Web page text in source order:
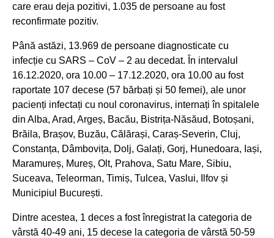
care erau deja pozitivi, 1.035 de persoane au fost
reconfirmate pozitiv.
Până astăzi, 13.969 de persoane diagnosticate cu
infecție cu SARS – CoV – 2 au decedat. În intervalul
16.12.2020, ora 10.00 – 17.12.2020, ora 10.00 au fost
raportate 107 decese (57 bărbați și 50 femei), ale unor
pacienți infectați cu noul coronavirus, internați în spitalele
din Alba, Arad, Argeș, Bacău, Bistrița-Năsăud, Botoșani,
Brăila, Brașov, Buzău, Călărași, Caraș-Severin, Cluj,
Constanța, Dâmbovița, Dolj, Galați, Gorj, Hunedoara, Iași,
Maramureș, Mureș, Olt, Prahova, Satu Mare, Sibiu,
Suceava, Teleorman, Timiș, Tulcea, Vaslui, Ilfov și
Municipiul București.
Dintre acestea, 1 deces a fost înregistrat la categoria de
vârstă 40-49 ani, 15 decese la categoria de vârstă 50-59